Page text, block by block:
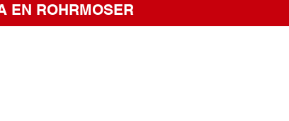
EN ROHRMOSER